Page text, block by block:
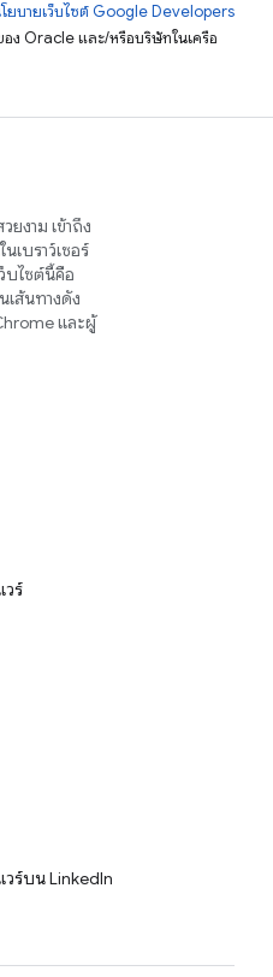
ยบายเว็บไซต์ Google Developers
ง Oracle และ/หรือบริษัทในเครือ
ยงาม เข้าถึง
เบราว์เซอร์
บไซต์นี้คือ
เส้นทางดัง
และผู้
ร์
ร์บน LinkedIn